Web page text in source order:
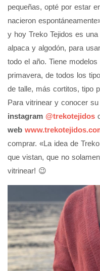
pequeñas, opté por estar
nacieron
y hoy Treko Tejidos es
alpaca y algodón, para
todo el año. Tiene
primavera, de todos los
de talle, más cortitos, tipo
Para vitrinear y conocer
instagram @trekotejidos
web
comprar. «La idea de
que vistan, que no
vitrinear! 😉